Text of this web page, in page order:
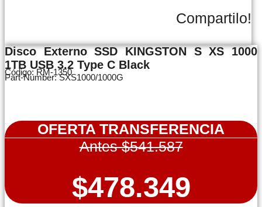
Compartilo!
Disco Externo SSD KINGSTON S XS 1000
1TB USB 3.2 Type C Black
Código: RM-1350
Part-Number: SXS1000/1000G
OFERTA TRANSFERENCIA
Antes $541.587
$478.349